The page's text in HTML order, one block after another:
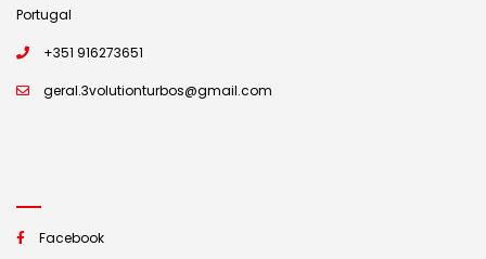
Portugal
+351 916273651
geral.3volutionturbos@gmail.com
Facebook